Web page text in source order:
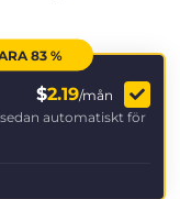
83 %
$2.19/mån
automatiskt för